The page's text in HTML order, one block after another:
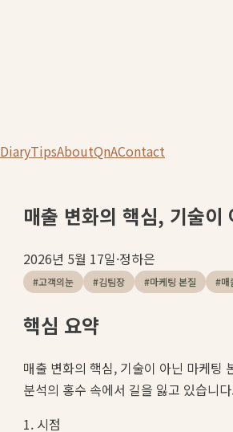
DiaryTipsAboutQnAContact
매출 변화의 핵심, 기술이
2026년 5월 17일·정하은
#고객의눈 #김팀장 #마케팅 본질 #매
핵심 요약
매출 변화의 핵심, 기술이 아닌 마케팅
분석의 홍수 속에서 길을 잃고 있습니
1. 시점